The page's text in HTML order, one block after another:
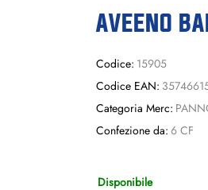
AVEENO
Codice: 15905
Codice EAN:
Categoria Merc:
Confezione da: 6 CF
Disponibile